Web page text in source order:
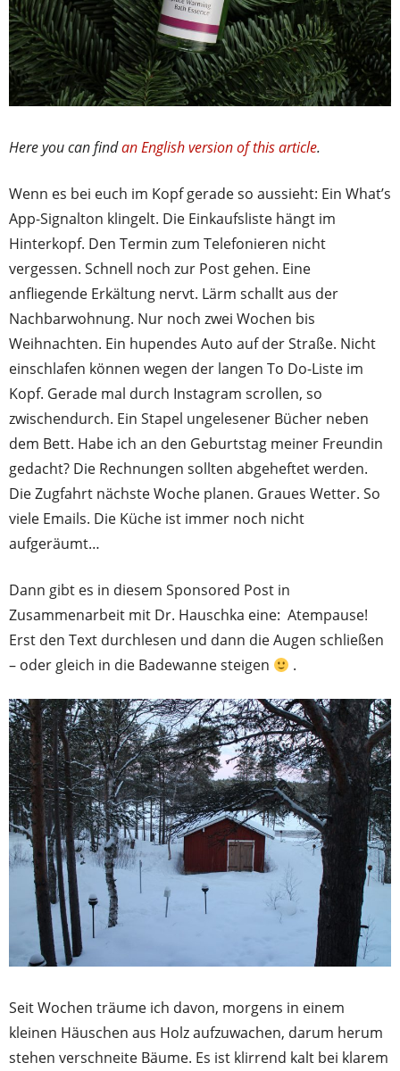
Here you can findan English version of this article.
Wenn es bei euch im Kopf gerade so aussieht: Ein What’s
App-Signalton klingelt. Die Einkaufsliste hängt im
Hinterkopf. Den Termin zum Telefonieren nicht
vergessen. Schnell noch zur Post gehen. Eine
anfliegende Erkältung nervt. Lärm schallt aus der
Nachbarwohnung. Nur noch zwei Wochen bis
Weihnachten. Ein hupendes Auto auf der Straße. Nicht
einschlafen können wegen der langen To Do-Liste im
Kopf. Gerade mal durch Instagram scrollen, so
zwischendurch. Ein Stapel ungelesener Bücher neben
dem Bett. Habe ich an den Geburtstag meiner Freundin
gedacht? Die Rechnungen sollten abgeheftet werden.
Die Zugfahrt nächste Woche planen. Graues Wetter. So
viele Emails. Die Küche ist immer noch nicht
aufgeräumt…
Dann gibt es in diesem Sponsored Post in
Zusammenarbeit mit Dr. Hauschka eine: Atempause!
Erst den Text durchlesen und dann die Augen schließen
– oder gleich in die Badewanne steigen
.
Seit Wochen träume ich davon, morgens in einem
kleinen Häuschen aus Holz aufzuwachen, darum herum
stehen verschneite Bäume. Es ist klirrend kalt bei klarem